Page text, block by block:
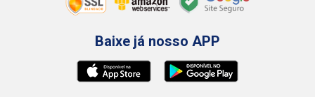
Baixe já nosso APP